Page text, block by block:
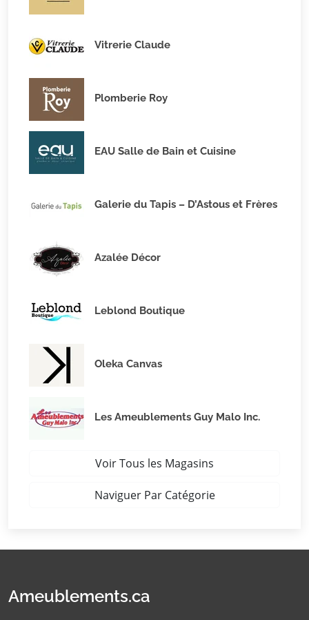
Vitrerie Claude
Plomberie Roy
EAU Salle de Bain et Cuisine
Galerie du Tapis – D’Astous et Frères
Azalée Décor
Leblond Boutique
Oleka Canvas
Les Ameublements Guy Malo Inc.
Voir Tous les Magasins
Naviguer Par Catégorie
Ameublements.ca